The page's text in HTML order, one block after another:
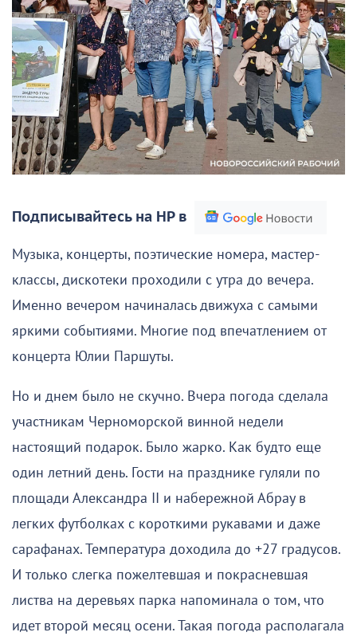
Подписывайтесь на НР в
Музыка, концерты, поэтические номера, мастер-
классы, дискотеки проходили с утра до вечера.
Именно вечером начиналась движуха с самыми
яркими событиями. Многие под впечатлением от
концерта Юлии Паршуты.
Но и днем было не скучно. Вчера погода сделала
участникам Черноморской винной недели
настоящий подарок. Было жарко. Как будто еще
один летний день. Гости на празднике гуляли по
площади Александра II и набережной Абрау в
легких футболках с короткими рукавами и даже
сарафанах. Температура доходила до +27 градусов.
И только слегка пожелтевшая и покрасневшая
листва на деревьях парка напоминала о том, что
идет второй месяц осени. Такая погода располагала